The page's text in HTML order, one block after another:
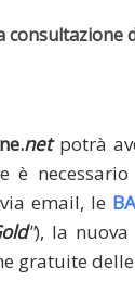
consultazione
netpotrà
è
email, le
"), la nuova
gratuite